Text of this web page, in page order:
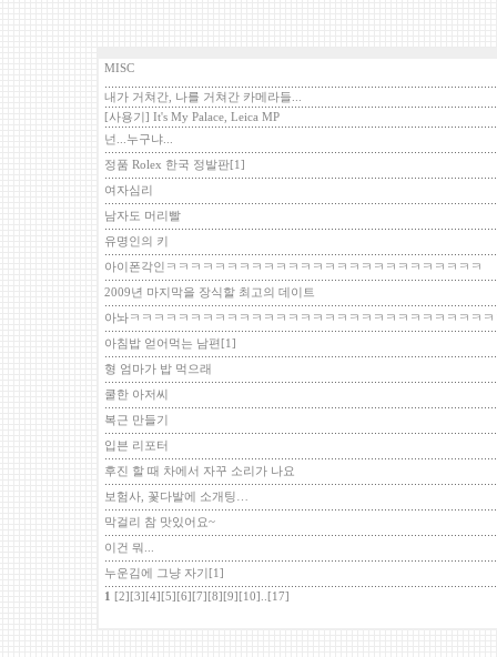
MISC
내가 거쳐간, 나를 거쳐간 카메라들...
[사용기] It's My Palace, Leica MP
넌...누구냐...
정품 Rolex 한국 정발판[1]
여자심리
남자도 머리빨
유명인의 키
아이폰각인ㅋㅋㅋㅋㅋㅋㅋㅋㅋㅋㅋㅋㅋㅋㅋㅋㅋㅋㅋㅋㅋㅋㅋㅋㅋㅋ
2009년 마지막을 장식할 최고의 데이트
아놔ㅋㅋㅋㅋㅋㅋㅋㅋㅋㅋㅋㅋㅋㅋㅋㅋㅋㅋㅋㅋㅋㅋㅋㅋㅋㅋㅋㅋㅋ
아침밥 얻어먹는 남편 [1]
형 엄마가 밥 먹으래
쿨한 아저씨
복근 만들기
입븐 리포터
후진 할 때 차에서 자꾸 소리가 나요
보험사, 꽃다발에 소개팅…
막걸리 참 맛있어요~
이건 뭐...
누운김에 그냥 자기 [1]
1
[2] [3] [4] [5] [6] [7] [8] [9] [10] [17]